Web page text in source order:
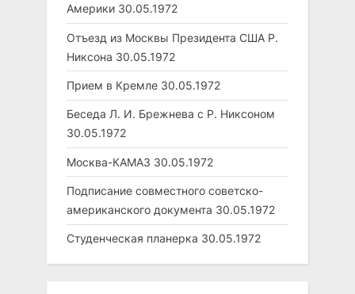
Америки 30.05.1972
Отъезд из Москвы Президента США Р.
Никсона 30.05.1972
Прием в Кремле 30.05.1972
Беседа Л. И. Брежнева с Р. Никсоном
30.05.1972
Москва-КАМАЗ 30.05.1972
Подписание совместного советско-
американского документа 30.05.1972
Студенческая планерка 30.05.1972